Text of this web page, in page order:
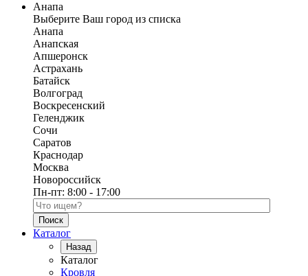
Анапа
Выберите Ваш город из списка
Анапа
Анапская
Апшеронск
Астрахань
Батайск
Волгоград
Воскресенский
Геленджик
Сочи
Саратов
Краснодар
Москва
Новороссийск
Пн-пт: 8:00 - 17:00
Поиск по каталогу
Каталог
Назад
Каталог
Кровля